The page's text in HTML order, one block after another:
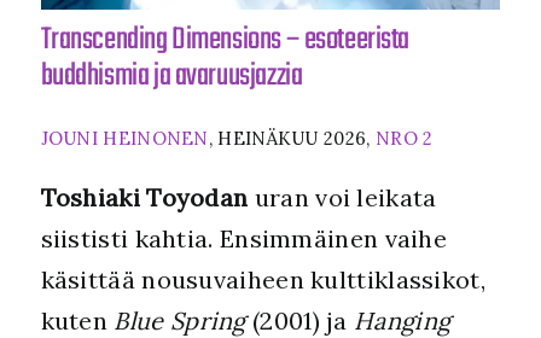
Transcending Dimensions – esoteerista
buddhismia ja avaruusjazzia
JOUNI HEINONEN, HEINÄKUU 2026, NRO 2
Toshiaki Toyodan uran voi leikata
siististi kahtia. Ensimmäinen vaihe
käsittää nousuvaiheen kulttiklassikot,
kuten Blue Spring(2001) ja Hanging